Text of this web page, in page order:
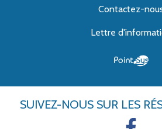
Contactez-
Lettre
SUIVEZ-NOUS SUR LES